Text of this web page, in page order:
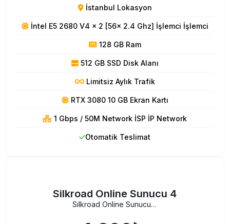
İstanbul Lokasyon
İntel E5 2680 V4 x 2 [56x 2.4 Ghz] İşlemci İşlemci
128 GB Ram
512 GB SSD Disk Alanı
Limitsiz Aylık Trafik
RTX 3080 10 GB Ekran Kartı
1 Gbps / 50M Network İSP İP Network
Otomatik Teslimat
Silkroad Online Sunucu 4
Silkroad Online Sunucu 4